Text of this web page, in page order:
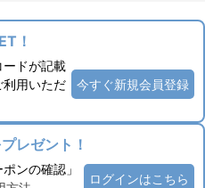
！
ドが記載
利用いただ
今すぐ新規会員登録
レゼント！
ンの確認」
ログインはこちら